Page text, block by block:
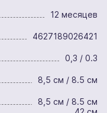
12 месяцев
4627189026421
0,3 / 0.3
8,5 см / 8.5 см
8,5 см / 8.5 см